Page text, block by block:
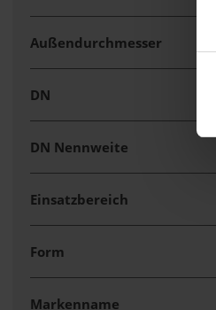
Außendurchmesser
DN
DN Nennweite
Einsatzbereich
Form
Markenname